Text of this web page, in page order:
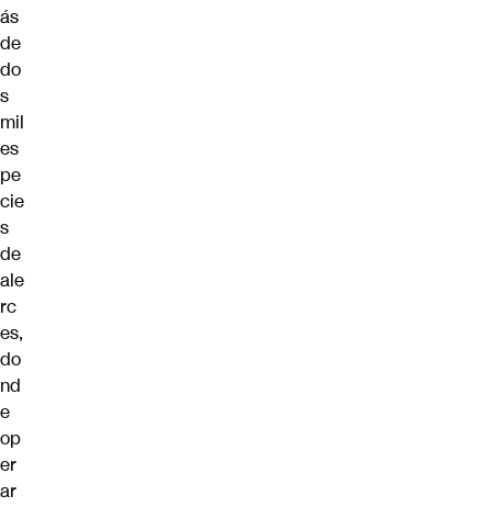
ás
de
do
s
mil
es
pe
cie
s
de
ale
rc
es,
do
nd
e
op
er
ar